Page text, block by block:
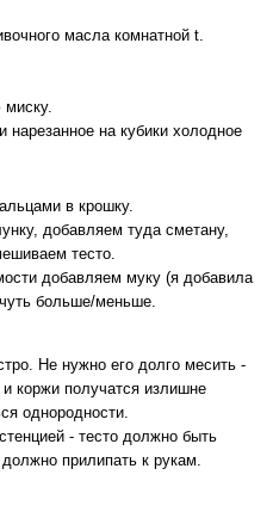
масла комнатной t.
на кубики холодное
в крошку.
добавляем туда сметану,
тесто.
добавляем муку (я добавила
больше/меньше.
Не нужно его долго месить -
коржи получатся излишне
однородности.
- тесто должно быть
прилипать к рукам.